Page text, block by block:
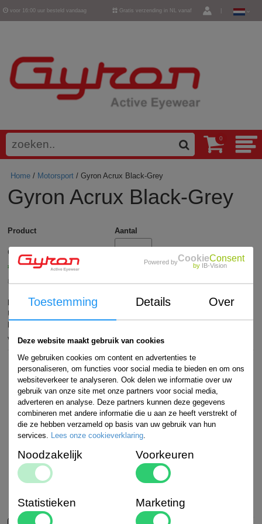
voor 16:00 uur besteld vandaag Gratis verzending in NL vanaf
0
Home / Motorsport / Gyron Acrux Black-Grey
Gyron Acrux Black-Grey
Product Aantal
Gyron Acrux Black-Grey
€34,95
Art#
8718469660421
in winkelwagen
Merk : GyronKleur: Black/grey Lens: Grey Technologie: 100%
UV400, Antireflective coating, Decentered lens, Polycarbonated lens
Levertijd
Voorraad:>5
Powered byCookieConsent
by IB-Vision
Toestemming Details Over
Deze website maakt gebruik van cookies
We gebruiken cookies om content en advertenties te
personaliseren, om functies voor social media te bieden en om ons
websiteverkeer te analyseren. Ook delen we informatie over uw
gebruik van onze site met onze partners voor social media,
adverteren en analyse. Deze partners kunnen deze gegevens
combineren met andere informatie die u aan ze heeft verstrekt of
die ze hebben verzameld op basis van uw gebruik van hun
services. Lees onze cookieverklaring.
Noodzakelijk Voorkeuren
Statistieken Marketing